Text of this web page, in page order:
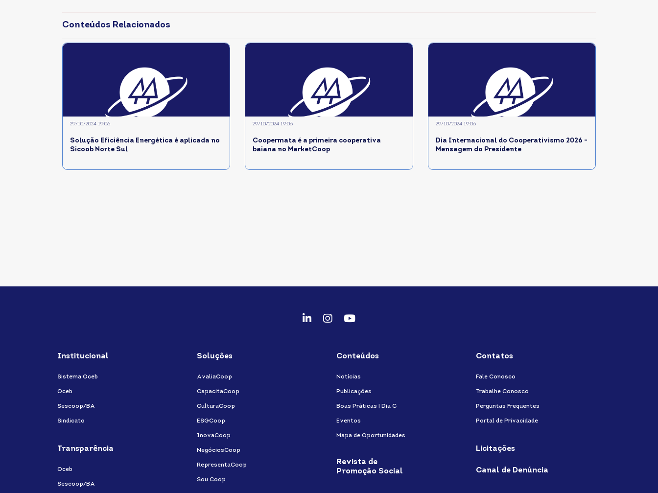
Conteúdos Relacionados
Solução Eficiência Energética é aplicada no
Sicoob Norte Sul
29/10/2024 19:06
Coopermata é a primeira cooperativa
baiana no MarketCoop
29/10/2024 19:06
Dia Internacional do Cooperativismo 2026 -
Mensagem do Presidente
29/10/2024 19:06
fab fab fab
Institucional
Sistema Oceb
Oceb
Sescoop/BA
Sindicato
Transparência
Oceb
Sescoop/BA
Soluções
AvaliaCoop
CapacitaCoop
CulturaCoop
ESGCoop
InovaCoop
NegóciosCoop
RepresentaCoop
Sou Coop
Conteúdos
Notícias
Publicações
Boas Práticas | Dia C
Eventos
Mapa de Oportunidades
Revista de
Promoção Social
Contatos
Fale Conosco
Trabalhe Conosco
Perguntas Frequentes
Portal de Privacidade
Licitações
Canal de Denúncia